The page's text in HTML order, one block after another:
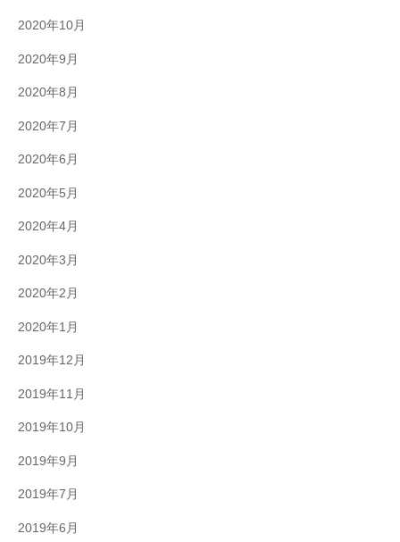
2020年10月
2020年9月
2020年8月
2020年7月
2020年6月
2020年5月
2020年4月
2020年3月
2020年2月
2020年1月
2019年12月
2019年11月
2019年10月
2019年9月
2019年7月
2019年6月